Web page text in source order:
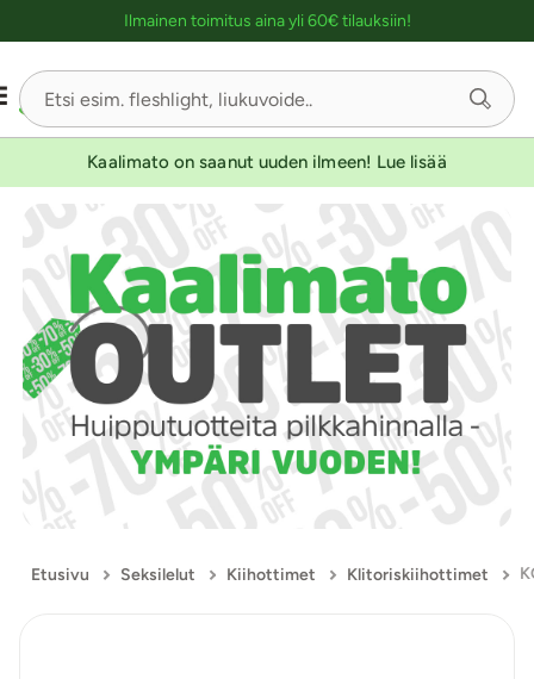
Ilmainen toimitus aina yli 60€ tilauksiin!
Kaalimato on saanut uuden ilmeen! Lue lisää
Etusivu Seksilelut Kiihottimet Klitoriskiihottimet